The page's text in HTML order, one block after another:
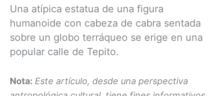
Una atípica estatua de una figura
humanoide con cabeza de cabra sentada
sobre un globo terráqueo se erige en una
popular calle de Tepito.
Nota: Este artículo, desde una perspectiva